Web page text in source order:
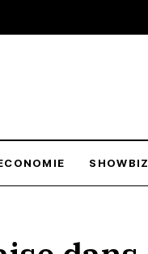
SHOWBIZ